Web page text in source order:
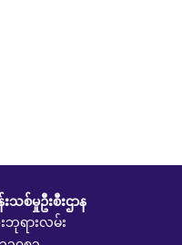
မှုဦးစီးဌာန
ဘုရားလမ်း